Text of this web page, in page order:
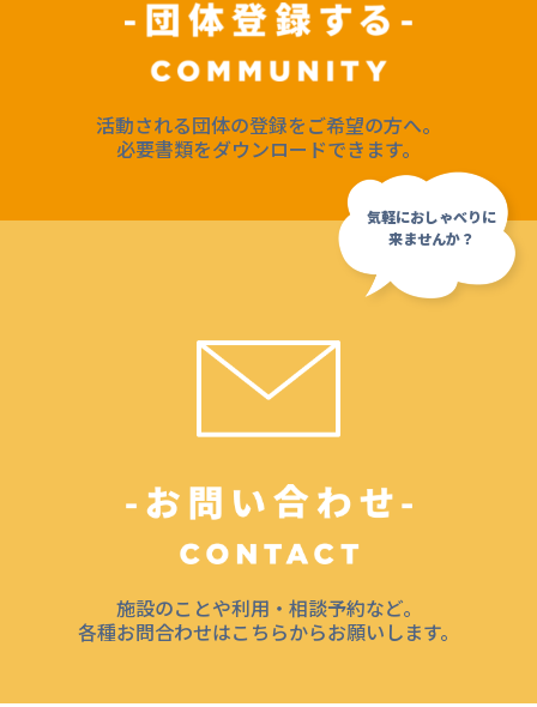
活動される団体の登録をご希望の方へ。
必要書類をダウンロードできます。
施設のことや利用・相談予約など。
各種お問合わせはこちらからお願いします。